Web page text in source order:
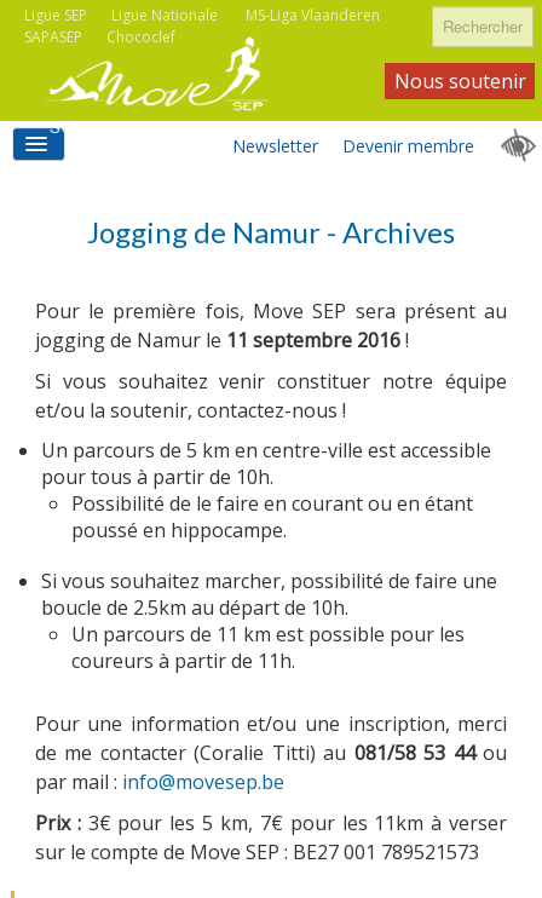
Ligue Nationale MS-Liga Vlaanderen
Ligue SEP
SAPASEP
Chococlef
Rechercher
ACTIVITÉS MOVE SEP
ASSOCIATIONS
INFORMATIONS
PARRAINAGE
NOUS CONTACTER
Newsletter
Nous soutenir
Devenir membre
Jogging de Namur - Archives
Pour le première fois, Move SEP sera présent au
jogging de Namur le 11 septembre 2016!
Si vous souhaitez venir constituer notre équipe
et/ou la soutenir, contactez-nous !
Un parcours de 5 km en centre-ville est accessible
pour tous à partir de 10h.
Possibilité de le faire en courant ou en étant
poussé en hippocampe.
Si vous souhaitez marcher, possibilité de faire une
boucle de 2.5km au départ de 10h.
Un parcours de 11 km est possible pour les
coureurs à partir de 11h.
Pour une information et/ou une inscription, merci
de me contacter (Coralie Titti) au 081/58 53 44ou
par mail : info@movesep.be
Prix :3€ pour les 5 km, 7€ pour les 11km à verser
sur le compte de Move SEP : BE27 001 789521573